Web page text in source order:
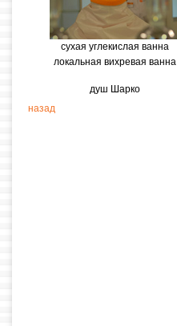
сухая углекислая ванна
локальная вихревая ванна
душ Шарко
назад